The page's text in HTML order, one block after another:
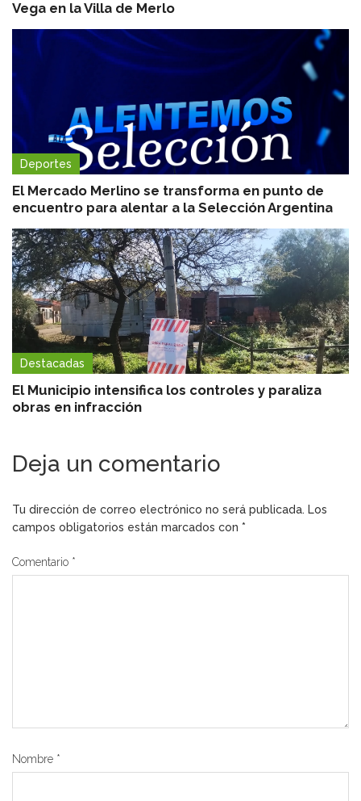
Vega en la Villa de Merlo
Deportes
El Mercado Merlino se transforma en punto de
encuentro para alentar a la Selección Argentina
Destacadas
El Municipio intensifica los controles y paraliza
obras en infracción
Deja un comentario
Tu dirección de correo electrónico no será publicada. Los
campos obligatorios están marcados con *
Comentario *
Nombre *